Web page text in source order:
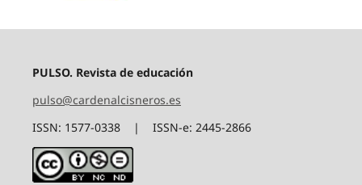
PULSO. Revista de educación
pulso@cardenalcisneros.es
ISSN: 1577-0338 | ISSN-e: 2445-2866